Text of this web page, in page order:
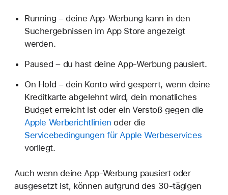
Running – deine App-Werbung kann in den
Suchergebnissen im App Store angezeigt
werden.
Paused – du hast deine App-Werbung pausiert.
On Hold – dein Konto wird gesperrt, wenn deine
Kreditkarte abgelehnt wird, dein monatliches
Budget erreicht ist oder ein Verstoß gegen die
Apple Werberichtlinien oder die
Servicebedingungen für Apple Werbeservices
vorliegt.
Auch wenn deine App-Werbung pausiert oder
ausgesetzt ist, können aufgrund des 30-tägigen